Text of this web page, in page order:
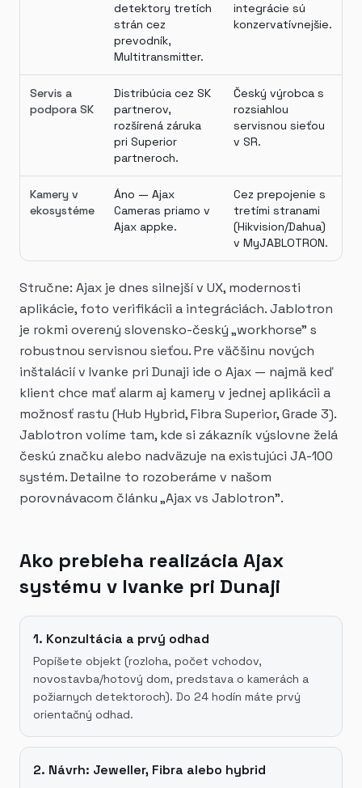
detektory tretích
strán cez
prevodník,
Multitransmitter.
integrácie sú
konzervatívnejšie.
Servis a
podpora SK
Distribúcia cez SK
partnerov,
rozšírená záruka
pri Superior
partneroch.
Český výrobca s
rozsiahlou
servisnou sieťou
v SR.
Kamery v
ekosystéme
Áno — Ajax
Cameras priamo v
Ajax appke.
Cez prepojenie s
tretími stranami
(Hikvision/Dahua)
v MyJABLOTRON.
Stručne: Ajax je dnes silnejší v UX, modernosti
aplikácie, foto verifikácii a integráciách. Jablotron
je rokmi overený slovensko-český „workhorse" s
robustnou servisnou sieťou. Pre väčšinu nových
inštalácií v Ivanke pri Dunaji ide o Ajax — najmä keď
klient chce mať alarm aj kamery v jednej aplikácii a
možnosť rastu (Hub Hybrid, Fibra Superior, Grade 3).
Jablotron volíme tam, kde si zákazník výslovne želá
českú značku alebo nadväzuje na existujúci JA-100
systém. Detailne to rozoberáme v našom
porovnávacom článku „Ajax vs Jablotron".
Ako prebieha realizácia Ajax
systému v Ivanke pri Dunaji
1. Konzultácia a prvý odhad
Popíšete objekt (rozloha, počet vchodov,
novostavba/hotový dom, predstava o kamerách a
požiarnych detektoroch). Do 24 hodín máte prvý
orientačný odhad.
2. Návrh: Jeweller, Fibra alebo hybrid